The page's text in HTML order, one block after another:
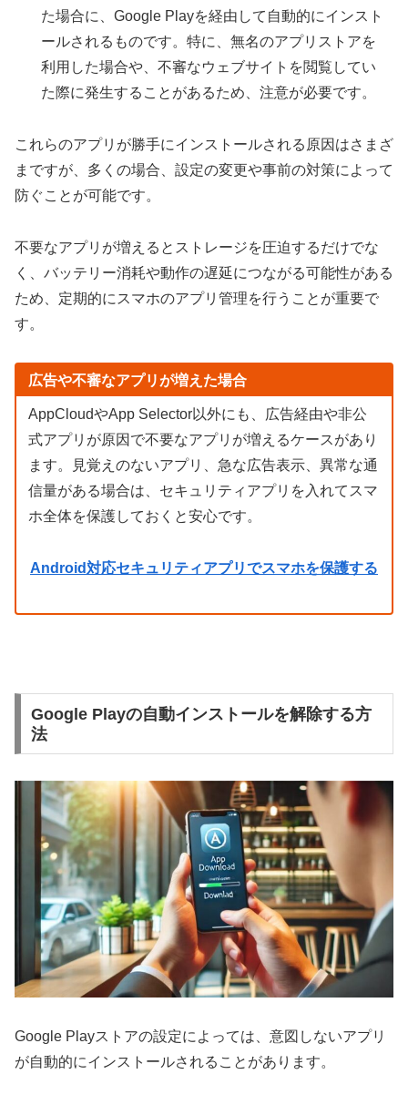
た場合に、Google Playを経由して自動的にインスト
ールされるものです。特に、無名のアプリストアを
利用した場合や、不審なウェブサイトを閲覧してい
た際に発生することがあるため、注意が必要です。
これらのアプリが勝手にインストールされる原因はさまざ
まですが、多くの場合、設定の変更や事前の対策によって
防ぐことが可能です。
不要なアプリが増えるとストレージを圧迫するだけでな
く、バッテリー消耗や動作の遅延につながる可能性がある
ため、定期的にスマホのアプリ管理を行うことが重要で
す。
広告や不審なアプリが増えた場合
AppCloudやApp Selector以外にも、広告経由や非公
式アプリが原因で不要なアプリが増えるケースがあり
ます。見覚えのないアプリ、急な広告表示、異常な通
信量がある場合は、セキュリティアプリを入れてスマ
ホ全体を保護しておくと安心です。
Android対応セキュリティアプリでスマホを保護する
Google Playの自動インストールを解除する方
法
Google Playストアの設定によっては、意図しないアプリ
が自動的にインストールされることがあります。